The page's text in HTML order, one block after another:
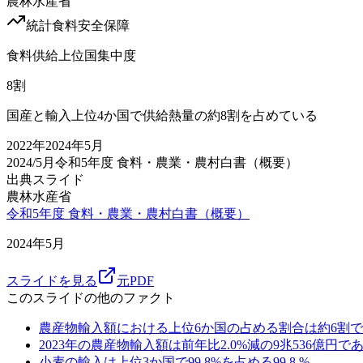
統計食料安全保障
食料供給上位国集中度
8割
国産と輸入上位4か国で供給熱量の約8割を占めている
2022年2024年5月
2024/5月 令和5年度 食料・農業・農村白書（概要）
出典スライド
農林水産省
令和5年度 食料・農業・農村白書（概要）
2024年5月
スライドを見る
元PDF
このスライドの他のファクト
農産物輸入額における上位6か国の占める割合は約6割
2023年の農産物輸入額は前年比2.0%減の9兆536億円で